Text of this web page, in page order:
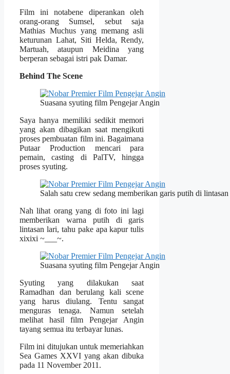
Film ini notabene diperankan oleh
orang-orang Sumsel, sebut saja
Mathias Muchus yang memang asli
keturunan Lahat, Siti Helda, Rendy,
Martuah, ataupun Meidina yang
berperan sebagai istri pak Damar.
Behind The Scene
Suasana syuting film Pengejar Angin
Saya hanya memiliki sedikit memori
yang akan dibagikan saat mengikuti
proses pembuatan film ini. Bagaimana
Putaar Production mencari para
pemain, casting di PalTV, hingga
proses syuting.
Salah satu crew sedang memberikan garis putih di
Nah lihat orang yang di foto ini lagi
memberikan warna putih di garis
lintasan lari, tahu pake apa kapur tulis
xixixi ~___~.
Suasana syuting film Pengejar Angin
Syuting yang dilakukan saat
Ramadhan dan berulang kali scene
yang harus diulang. Tentu sangat
menguras tenaga. Namun setelah
melihat hasil film Pengejar Angin
tayang semua itu terbayar lunas.
Film ini ditujukan untuk memeriahkan
Sea Games XXVI yang akan dibuka
pada 11 November 2011.